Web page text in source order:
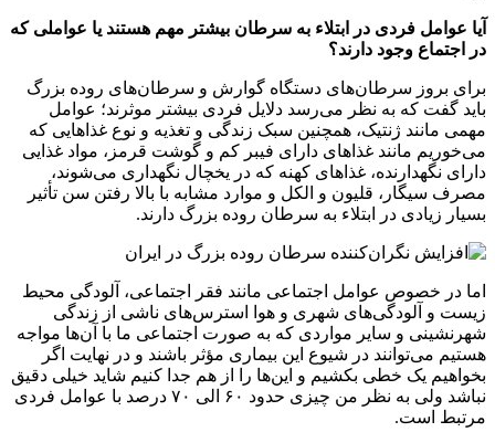
آیا عوامل فردی در ابتلاء به سرطان بیشتر مهم هستند یا عواملی که
در اجتماع وجود دارند؟
برای بروز سرطان‌های دستگاه گوارش و سرطان‌های روده بزرگ
باید گفت که به نظر می‌رسد دلایل فردی بیشتر موثرند؛ عوامل
مهمی مانند ژنتیک، همچنین سبک زندگی و تغذیه و نوع غذاهایی که
می‌خوریم مانند غذاهای دارای فیبر کم و گوشت قرمز، مواد غذایی
دارای نگهدارنده‌، غذاهای کهنه که در یخچال نگهداری می‌شوند،
مصرف سیگار، قلیون و الکل و موارد مشابه با بالا رفتن سن تأثیر
بسیار زیادی در ابتلاء به سرطان روده بزرگ دارند.
اما در خصوص عوامل اجتماعی مانند فقر اجتماعی، آلودگی محیط
زیست و آلودگی‌های شهری و هوا استرس‌های ناشی از زندگی
شهرنشینی و سایر مواردی که به صورت اجتماعی ما با آن‌ها مواجه
هستیم می‌توانند در شیوع این بیماری مؤثر باشند و در نهایت اگر
بخواهیم یک خطی بکشیم و این‌ها را از هم جدا کنیم شاید خیلی دقیق
نباشد ولی به نظر من چیزی حدود ۶۰ الی ۷۰ درصد با عوامل فردی
مرتبط است.